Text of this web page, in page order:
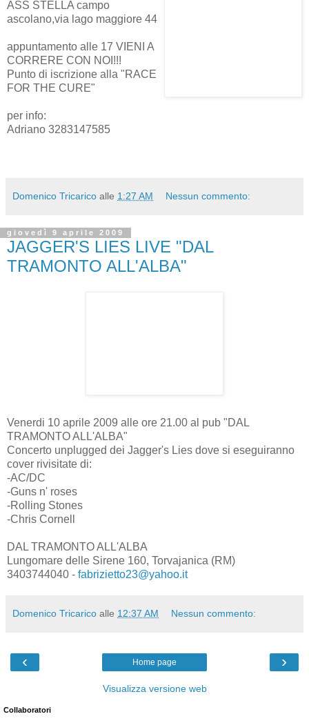
ASS STELLA campo
ascolano,via lago maggiore 44
appuntamento alle 17 VIENI A
CORRERE CON NOI!!!
Punto di iscrizione alla "RACE
FOR THE CURE"
per info:
Adriano 3283147585
Domenico Tricarico alle 1:27 AM Nessun commento:
giovedì 9 aprile 2009
JAGGER'S LIES LIVE "DAL
TRAMONTO ALL'ALBA"
Venerdi 10 aprile 2009 alle ore 21.00 al pub "DAL
TRAMONTO ALL'ALBA"
Concerto unplugged dei Jagger's Lies dove si eseguiranno
cover rivisitate di:
-AC/DC
-Guns n' roses
-Rolling Stones
-Chris Cornell
DAL TRAMONTO ALL'ALBA
Lungomare delle Sirene 160, Torvajanica (RM)
3403744040 - fabrizietto23@yahoo.it
Domenico Tricarico alle 12:37 AM Nessun commento:
‹ ›
Home page
Visualizza versione web
Collaboratori